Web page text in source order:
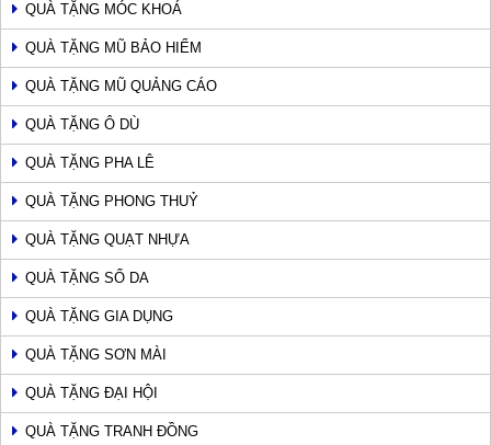
QUÀ TẶNG MÓC KHOÁ
QUÀ TẶNG MŨ BẢO HIỂM
QUÀ TẶNG MŨ QUẢNG CÁO
QUÀ TẶNG Ô DÙ
QUÀ TẶNG PHA LÊ
QUÀ TẶNG PHONG THUỶ
QUÀ TẶNG QUẠT NHỰA
QUÀ TẶNG SỔ DA
QUÀ TẶNG GIA DỤNG
QUÀ TẶNG SƠN MÀI
QUÀ TẶNG ĐẠI HỘI
QUÀ TẶNG TRANH ĐỒNG